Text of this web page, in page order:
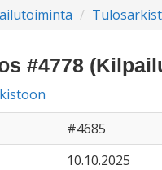
#4778
#4685
10.10.2025